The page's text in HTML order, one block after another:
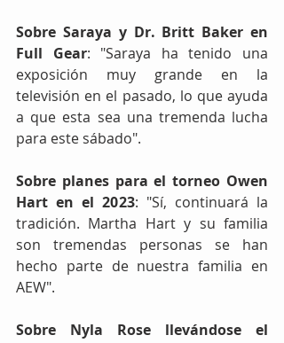
Sobre Saraya y Dr. Britt Baker en
Full Gear: "Saraya ha tenido una
exposición muy grande en la
televisión en el pasado, lo que ayuda
a que esta sea una tremenda lucha
para este sábado".
Sobre planes para el torneo Owen
Hart en el 2023: "Sí, continuará la
tradición. Martha Hart y su familia
son tremendas personas se han
hecho parte de nuestra familia en
AEW".
Sobre Nyla Rose llevándose el